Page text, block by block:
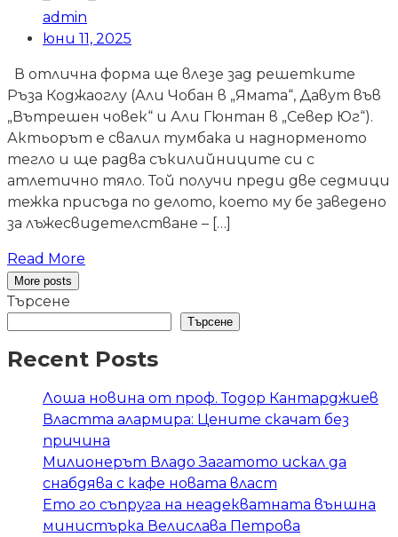
admin
юни 11, 2025
В отлична форма ще влезе зад решетките
Ръза Коджаоглу (Али Чобан в „Ямата“, Давут във
„Вътрешен човек“ и Али Гюнтан в „Север Юг“).
Актьорът е свалил тумбака и наднорменото
тегло и ще радва съкилийниците си с
атлетично тяло. Той получи преди две седмици
тежка присъда по делото, което му бе заведено
за лъжесвидетелстване – […]
Read More
More posts
Търсене
Търсене
Recent Posts
Лоша новина от проф. Тодор Кантарджиев
Властта алармира: Цените скачат без
причина
Милионерът Владо Загатото искал да
снабдява с кафе новата власт
Ето го съпруга на неадекватната външна
министърка Велислава Петрова